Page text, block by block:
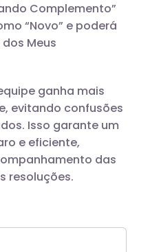
Complemento”
“Novo” e poderá
Meus
ganha mais
evitando confusões
Isso garante um
e eficiente,
das
resoluções.